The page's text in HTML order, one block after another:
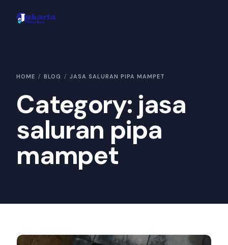
HOME BLOG JASA SALURAN PIPA MAMPET
Category: jasa
saluran pipa
mampet
Hubungi Kami
Konsultasi
Galeri